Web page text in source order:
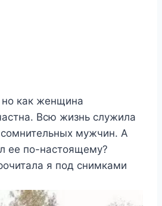
как женщина
Всю жизнь служила
мужчин. А
ее по-настоящему?
я под снимками